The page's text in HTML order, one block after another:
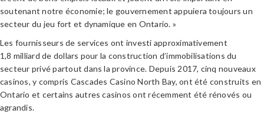
soutenant notre économie; le gouvernement appuiera toujours un
secteur du jeu fort et dynamique en Ontario. »
Les fournisseurs de services ont investi approximativement
1,8 milliard de dollars pour la construction d’immobilisations du
secteur privé partout dans la province. Depuis 2017, cinq nouveaux
casinos, y compris Cascades Casino North Bay, ont été construits en
Ontario et certains autres casinos ont récemment été rénovés ou
agrandis.